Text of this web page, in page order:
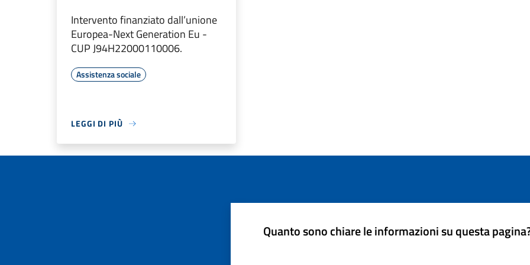
Intervento finanziato dall’unione
Europea-Next Generation Eu -
CUP J94H22000110006.
Assistenza sociale
LEGGI DI PIÙ
Quanto sono chiare le informazioni su questa